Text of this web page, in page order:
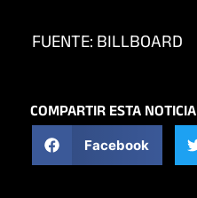
FUENTE: BILLBOARD
COMPARTIR ESTA NOTICIA
Facebook